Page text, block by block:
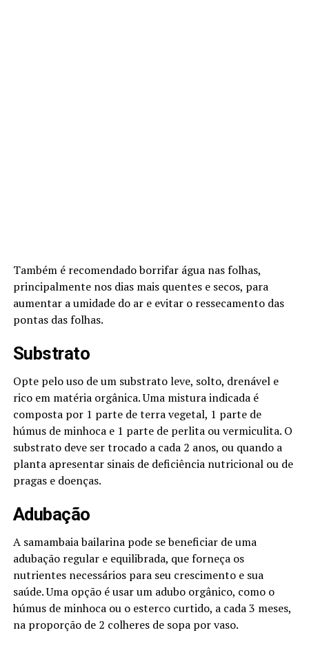
Também é recomendado borrifar água nas folhas,
principalmente nos dias mais quentes e secos, para
aumentar a umidade do ar e evitar o ressecamento das
pontas das folhas.
Substrato
Opte pelo uso de um substrato leve, solto, drenável e
rico em matéria orgânica. Uma mistura indicada é
composta por 1 parte de terra vegetal, 1 parte de
húmus de minhoca e 1 parte de perlita ou vermiculita. O
substrato deve ser trocado a cada 2 anos, ou quando a
planta apresentar sinais de deficiência nutricional ou de
pragas e doenças.
Adubação
A samambaia bailarina pode se beneficiar de uma
adubação regular e equilibrada, que forneça os
nutrientes necessários para seu crescimento e sua
saúde. Uma opção é usar um adubo orgânico, como o
húmus de minhoca ou o esterco curtido, a cada 3 meses,
na proporção de 2 colheres de sopa por vaso.